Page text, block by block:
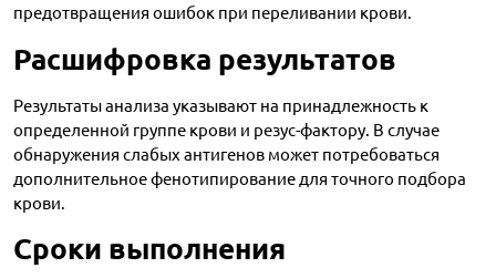
предотвращения ошибок при переливании крови.
Расшифровка результатов
Результаты анализа указывают на принадлежность к
определенной группе крови и резус-фактору. В случае
обнаружения слабых антигенов может потребоваться
дополнительное фенотипирование для точного подбора
крови.
Сроки выполнения